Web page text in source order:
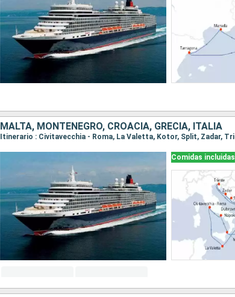
MALTA, MONTENEGRO, CROACIA, GRECIA, ITALIA
Comidas incluidas